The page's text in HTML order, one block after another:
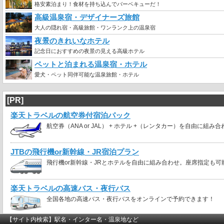
格安素泊まり！食材を持ち込んでバーベキューだ！
高級温泉宿・デザイナーズ旅館
大人の隠れ宿・高級旅館・ワンランク上の温泉宿
夜景のきれいなホテル
記念日におすすめの夜景の見える高級ホテル
ペットと泊まれる温泉宿・ホテル
愛犬・ペット同伴可能な温泉旅館・ホテル
[PR]
楽天トラベルの航空券付宿泊パック
航空券（ANA or JAL） + ホテル +（レンタカー）を自由に組み合
JTBの飛行機or新幹線・JR宿泊プラン
飛行機or新幹線・JRとホテルを自由に組み合わせ。座席指定も可
楽天トラベルの高速バス・夜行バス
全国各地の高速バス・夜行バスをオンラインで予約できます！
【サイト内検索】駅名・インター名・温泉地など